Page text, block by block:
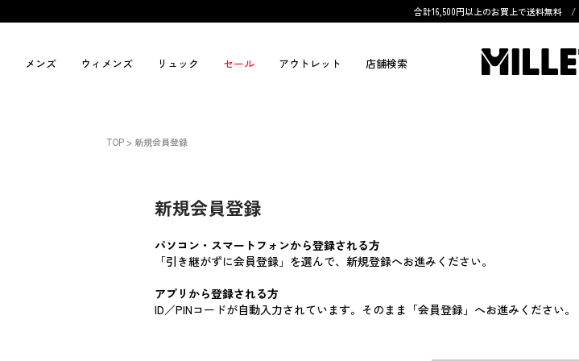
合計16,500円以上のお買上で送料無料 /
メンズ ウィメンズ リュック セール アウトレット 店舗検索
TOP 新規会員登録
新規会員登録
パソコン・スマートフォンから登録される方
「引き継がずに会員登録」を選んで、新規登録へお進みください。
アプリから登録される方
ID／PINコードが自動入力されています。そのまま「会員登録」へお進みください。